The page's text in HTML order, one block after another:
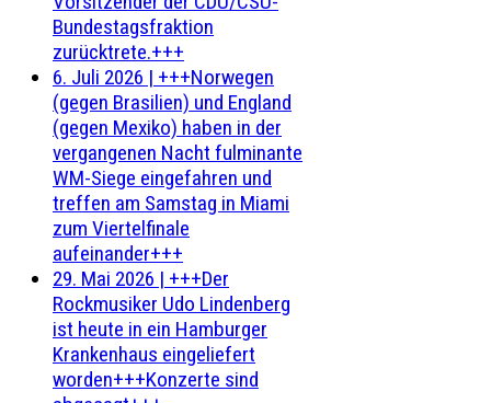
Bundestagsfraktion
zurücktrete.+++
6. Juli 2026 | +++Norwegen
(gegen Brasilien) und England
(gegen Mexiko) haben in der
vergangenen Nacht fulminante
WM-Siege eingefahren und
treffen am Samstag in Miami
zum Viertelfinale
aufeinander+++
29. Mai 2026 | +++Der
Rockmusiker Udo Lindenberg
ist heute in ein Hamburger
Krankenhaus eingeliefert
worden+++Konzerte sind